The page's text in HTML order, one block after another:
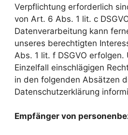
Verpflichtung erforderlich
von Art. 6 Abs. 1 lit. c
Datenverarbeitung kann
unseres berechtigten
Abs. 1 lit. f DSGVO
Einzelfall einschlägigen
in den folgenden Absätzen
Datenschutzerklärung
Empfänger von